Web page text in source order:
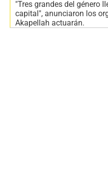
"Tres grandes del género
capital", anunciaron los
Akapellah actuarán.